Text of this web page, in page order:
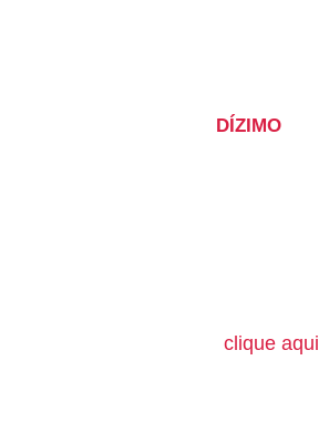
DÍZIMO
clique aqui